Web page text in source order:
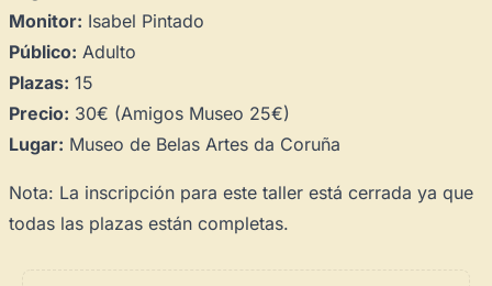
Monitor: Isabel Pintado
Público: Adulto
Plazas: 15
Precio: 30€ (Amigos Museo 25€)
Lugar: Museo de Belas Artes da Coruña
Nota: La inscripción para este taller está cerrada ya que
todas las plazas están completas.